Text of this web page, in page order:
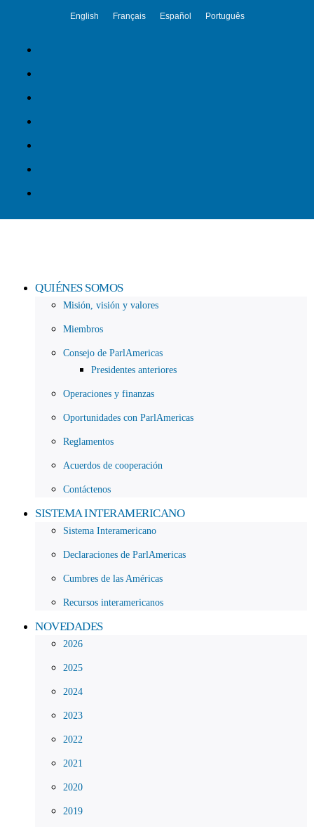
English Français Español Português
QUIÉNES SOMOS
Misión, visión y valores
Miembros
Consejo de ParlAmericas
Presidentes anteriores
Operaciones y finanzas
Oportunidades con ParlAmericas
Reglamentos
Acuerdos de cooperación
Contáctenos
SISTEMA INTERAMERICANO
Sistema Interamericano
Declaraciones de ParlAmericas
Cumbres de las Américas
Recursos interamericanos
NOVEDADES
2026
2025
2024
2023
2022
2021
2020
2019